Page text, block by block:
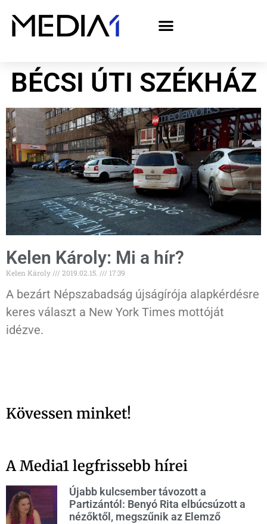
BÉCSI ÚTI SZÉKHÁZ
Kelen Károly: Mi a hír?
Kelen Károly 2019.02.15. 17:39
A bezárt Népszabadság újságírója alapkérdésre
keres választ a New York Times mottóját
idézve.
Kövessen minket!
A Media1 legfrissebb hírei
Újabb kulcsember távozott a
Partizántól: Benyó Rita elbúcsúzott a
nézőktől, megszűnik az Elemző